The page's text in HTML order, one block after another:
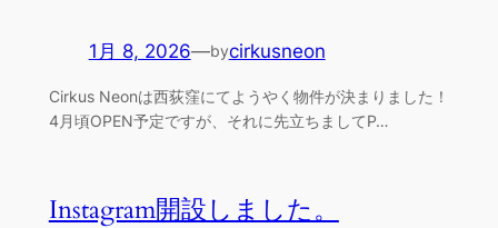
1月 8, 2026—bycirkusneon
Cirkus Neonは西荻窪にてようやく物件が決まりました！
4月頃OPEN予定ですが、それに先立ちましてP…
Instagram開設しました。